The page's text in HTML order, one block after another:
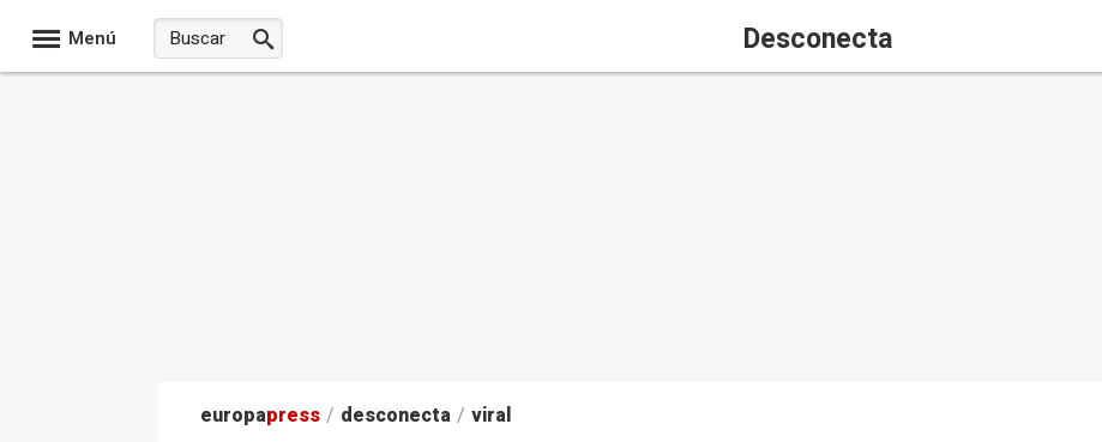
Menú Desconecta
europapress / desconecta / viral